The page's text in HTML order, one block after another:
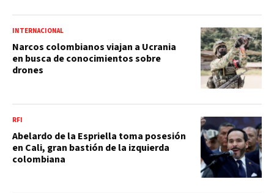
INTERNACIONAL
Narcos colombianos viajan a Ucrania
en busca de conocimientos sobre
drones
RFI
Abelardo de la Espriella toma posesión
en Cali, gran bastión de la izquierda
colombiana